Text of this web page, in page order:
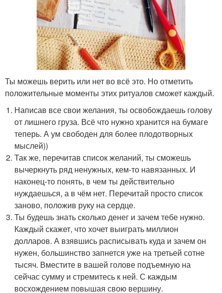
Ты можешь верить или нет во всё это. Но отметить
положительные моменты этих ритуалов сможет каждый.
Написав все свои желания, ты освобождаешь голову
от лишнего груза. Всё что нужно хранится на бумаге
теперь. А ум свободен для более плодотворных
мыслей))
Так же, перечитав список желаний, ты сможешь
вычеркнуть ряд ненужных, кем-то навязанных. И
наконец-то понять, в чем ты действительно
нуждаешься, а в чём нет. Перечитай просто список
заново, положив руку на сердце.
Ты будешь знать сколько денег и зачем тебе нужно.
Каждый скажет, что хочет выиграть миллион
долларов. А взявшись расписывать куда и зачем он
нужен, большинство запнется уже на третьей сотне
тысяч. Вместите в вашей голове подъемную на
сейчас сумму и стремитесь к ней. С каждым
восхождением повышая свою вершину.